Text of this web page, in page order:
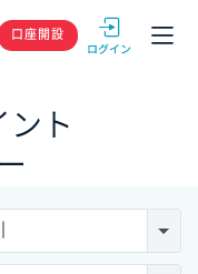
GMOクリック
口座開設
ント